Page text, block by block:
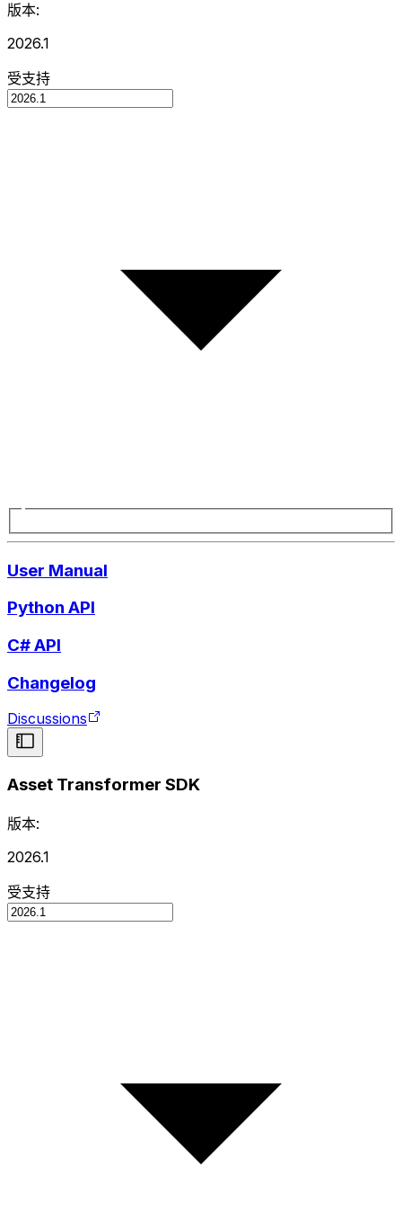
版本:
2026.1
受支持
User Manual
Python API
C# API
Changelog
Discussions
Asset Transformer SDK
版本:
2026.1
受支持